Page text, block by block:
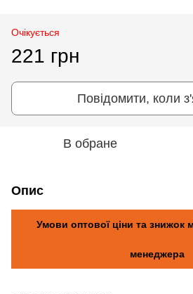
Очікується
221 грн
Повідомити, коли
В обране
Опис
Умови оптової ціни та знижок
менеджера